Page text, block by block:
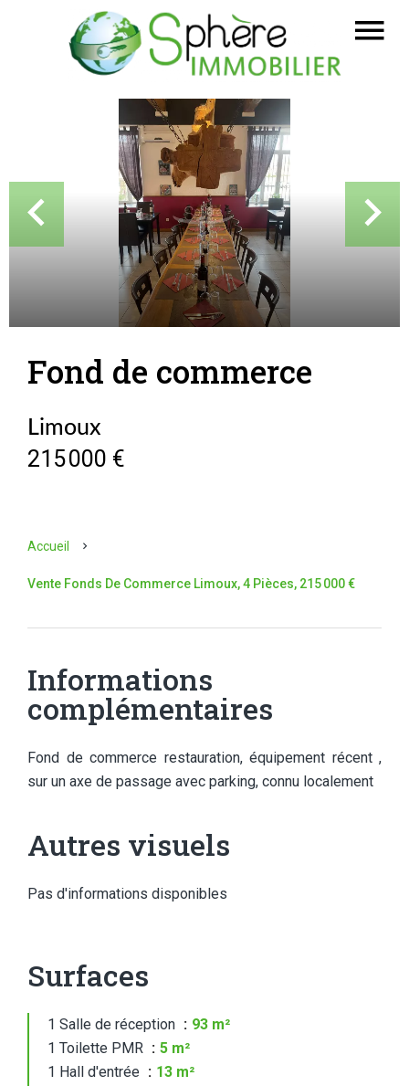
Fond de commerce
Limoux
215 000 €
Accueil
Vente Fonds De Commerce Limoux, 4 Pièces, 215 000 €
Informations
complémentaires
Fond de commerce restauration, équipement récent ,
sur un axe de passage avec parking, connu localement
Autres visuels
Pas d'informations disponibles
Surfaces
1 Salle de réception
93 m²
1 Toilette PMR
5 m²
1 Hall d'entrée
13 m²